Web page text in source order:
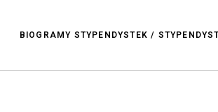
BIOGRAMY STYPENDYSTEK /